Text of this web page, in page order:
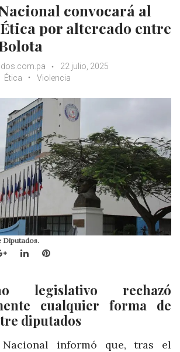
convocará al
por altercado entre
22 julio, 2025
Ética Violencia
Diputados.
Google+LinkedInPinterest
legislativo rechazó
cualquier forma de
diputados
Nacional informó que, tras el